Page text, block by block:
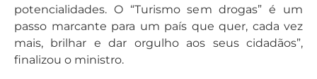
potencialidades. O “Turismo sem drogas” é um
passo marcante para um país que quer, cada vez
mais, brilhar e dar orgulho aos seus cidadãos”,
finalizou o ministro.